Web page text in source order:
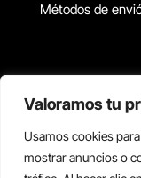
Valoramos tu
Usamos cookies
mostrar anuncios o
Métodos de
Copyright © 2026